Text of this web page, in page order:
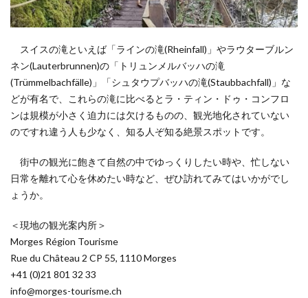
スイスの滝といえば「ラインの滝(Rheinfall)」やラウターブルン
ネン(Lauterbrunnen)の「トリュンメルバッハの滝
(Trümmelbachfälle)」「シュタウプバッハの滝(Staubbachfall)」な
どが有名で、これらの滝に比べるとラ・ティン・ドゥ・コンフロ
ンは規模が小さく迫力には欠けるものの、観光地化されていない
のですれ違う人も少なく、知る人ぞ知る絶景スポットです。
街中の観光に飽きて自然の中でゆっくりしたい時や、忙しない
日常を離れて心を休めたい時など、ぜひ訪れてみてはいかがでし
ょうか。
＜現地の観光案内所＞
Morges Région Tourisme
Rue du Château 2 CP 55, 1110 Morges
+41 (0)21 801 32 33
info@morges-tourisme.ch